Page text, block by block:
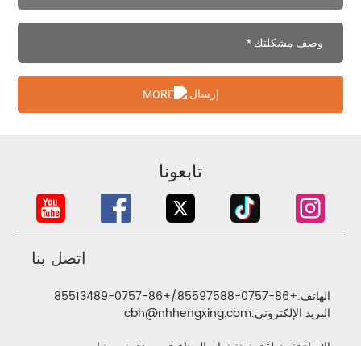
إرسال
تابعونا
اتصل بنا
الهاتف:+86-0757-85597588
/
+86-0757-85513489
البريد الإلكتروني:cbh@nhhengxing.com